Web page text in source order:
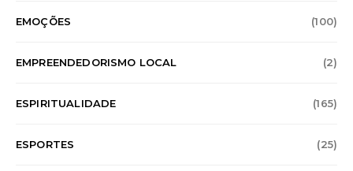
EMOÇÕES (100)
EMPREENDEDORISMO LOCAL (2)
ESPIRITUALIDADE (165)
ESPORTES (25)